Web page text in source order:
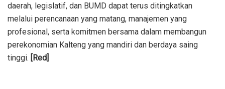
daerah, legislatif, dan BUMD dapat terus ditingkatkan
melalui perencanaan yang matang, manajemen yang
profesional, serta komitmen bersama dalam membangun
perekonomian Kalteng yang mandiri dan berdaya saing
tinggi. [Red]